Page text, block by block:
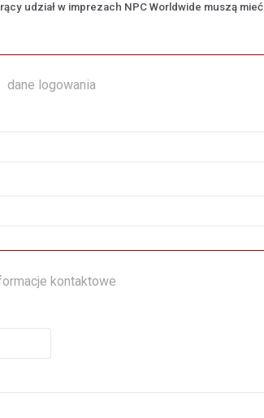
udział w imprezach NPC Worldwide muszą mieć
dane logowania
kontaktowe